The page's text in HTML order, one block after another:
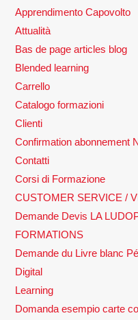
Apprendimento Capovolto
Attualità
Bas de page articles blog
Blended learning
Carrello
Catalogo formazioni
Clienti
Confirmation abonnement
Contatti
Corsi di Formazione
CUSTOMER SERVICE /
Demande Devis LA
FORMATIONS
Demande du Livre blanc
Digital
Learning
Domanda esempio carte